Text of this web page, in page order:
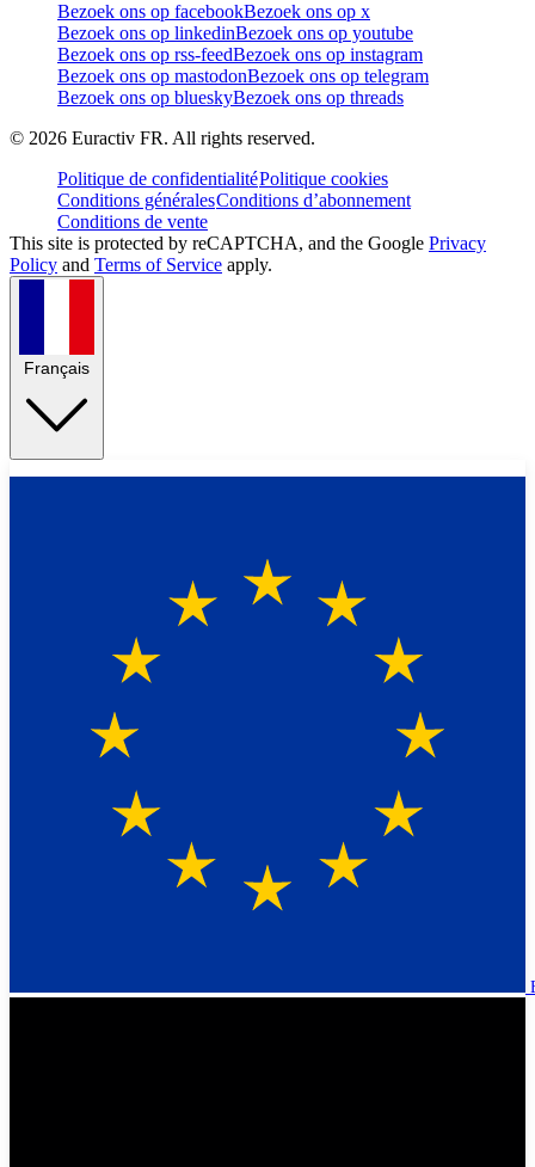
Bezoek ons op facebookBezoek ons op x
Bezoek ons op linkedinBezoek ons op youtube
Bezoek ons op rss-feedBezoek ons op instagram
Bezoek ons op mastodonBezoek ons op telegram
Bezoek ons op blueskyBezoek ons op threads
© 2026 Euractiv FR. All rights reserved.
Politique de confidentialitéPolitique cookies
Conditions généralesConditions d’abonnement
Conditions de vente
This site is protected by reCAPTCHA, and the Google Privacy
Policy and Terms of Service apply.
Français